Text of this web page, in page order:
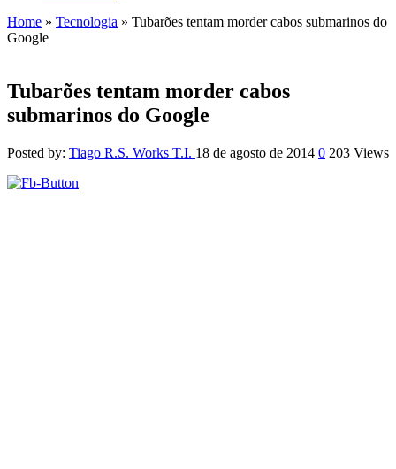
Home » Tecnologia » Tubarões tentam morder cabos submarinos do
Google
Tubarões tentam morder cabos
submarinos do Google
Posted by: Tiago R.S. Works T.I. 18 de agosto de 2014 0 203 Views